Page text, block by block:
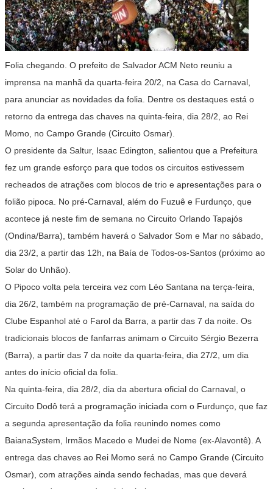
Folia chegando. O prefeito de Salvador ACM Neto reuniu a
imprensa na manhã da quarta-feira 20/2, na Casa do Carnaval,
para anunciar as novidades da folia. Dentre os destaques está o
retorno da entrega das chaves na quinta-feira, dia 28/2, ao Rei
Momo, no Campo Grande (Circuito Osmar).
O presidente da Saltur, Isaac Edington, salientou que a Prefeitura
fez um grande esforço para que todos os circuitos estivessem
recheados de atrações com blocos de trio e apresentações para o
folião pipoca. No pré-Carnaval, além do Fuzuê e Furdunço, que
acontece já neste fim de semana no Circuito Orlando Tapajós
(Ondina/Barra), também haverá o Salvador Som e Mar no sábado,
dia 23/2, a partir das 12h, na Baía de Todos-os-Santos (próximo ao
Solar do Unhão).
O Pipoco volta pela terceira vez com Léo Santana na terça-feira,
dia 26/2, também na programação de pré-Carnaval, na saída do
Clube Espanhol até o Farol da Barra, a partir das 7 da noite. Os
tradicionais blocos de fanfarras animam o Circuito Sérgio Bezerra
(Barra), a partir das 7 da noite da quarta-feira, dia 27/2, um dia
antes do início oficial da folia.
Na quinta-feira, dia 28/2, dia da abertura oficial do Carnaval, o
Circuito Dodô terá a programação iniciada com o Furdunço, que faz
a segunda apresentação da folia reunindo nomes como
BaianaSystem, Irmãos Macedo e Mudei de Nome (ex-Alavontê). A
entrega das chaves ao Rei Momo será no Campo Grande (Circuito
Osmar), com atrações ainda sendo fechadas, mas que deverá